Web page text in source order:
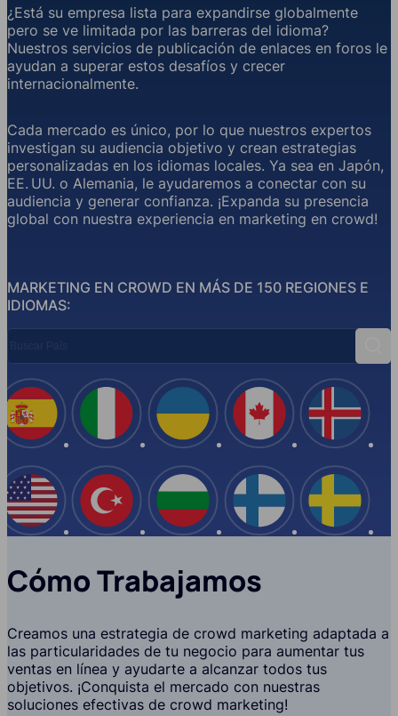
MARKETING EN CROWD EN MÁS DE 150 REGIONES E
IDIOMAS:
¿Está su empresa lista para expandirse globalmente
pero se ve limitada por las barreras del idioma?
Nuestros servicios de publicación de enlaces en foros le
ayudan a superar estos desafíos y crecer
internacionalmente.
Cada mercado es único, por lo que nuestros expertos
investigan su audiencia objetivo y crean estrategias
personalizadas en los idiomas locales. Ya sea en Japón,
EE. UU. o Alemania, le ayudaremos a conectar con su
audiencia y generar confianza. ¡Expanda su presencia
global con nuestra experiencia en marketing en crowd!
España
EE.UU
Italia
Turquía
Ucrania
Bulgaria
Canadá
Finlandia Suecia
Cómo Trabajamos
Creamos una estrategia de crowd marketing adaptada a
las particularidades de tu negocio para aumentar tus
ventas en línea y ayudarte a alcanzar todos tus
objetivos. ¡Conquista el mercado con nuestras
soluciones efectivas de crowd marketing!